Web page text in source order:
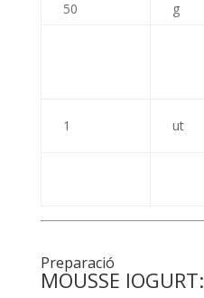
50
g
1 ut
Preparació
MOUSSE IOGURT: